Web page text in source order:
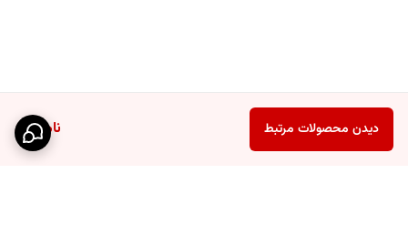
ناموجود دیدن محصولات مرتبط